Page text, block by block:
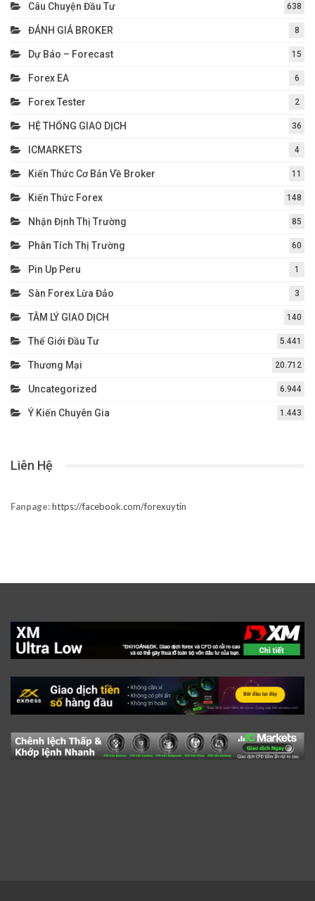
Câu Chuyện Đầu Tư 638
ĐÁNH GIÁ BROKER 8
Dự Báo – Forecast 15
Forex EA 6
Forex Tester 2
HỆ THỐNG GIAO DỊCH 36
ICMARKETS 4
Kiến Thức Cơ Bản Về Broker 11
Kiến Thức Forex 148
Nhận Định Thị Trường 85
Phân Tích Thị Trường 60
Pin Up Peru 1
Sàn Forex Lừa Đảo 3
TÂM LÝ GIAO DỊCH 140
Thế Giới Đầu Tư 5.441
Thương Mại 20.712
Uncategorized 6.944
Ý Kiến Chuyên Gia 1.443
Liên Hệ
Fanpage:https://facebook.com/forexuytin